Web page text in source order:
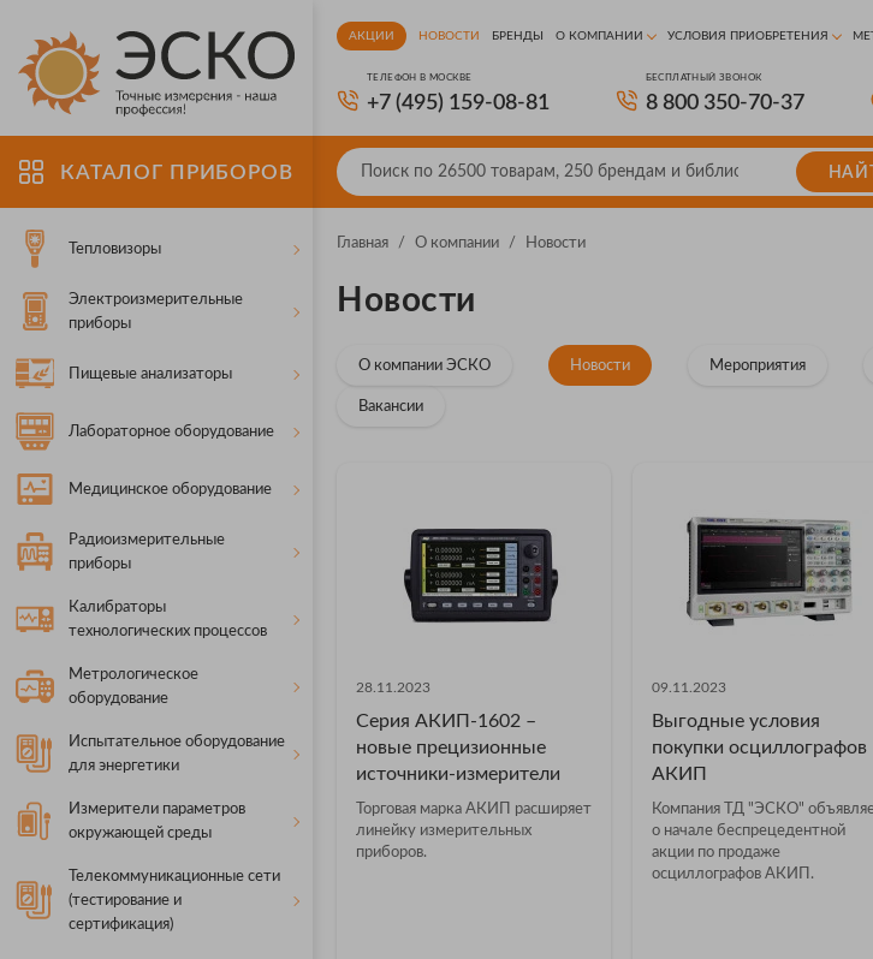
КАТАЛОГ ПРИБОРОВ
Тепловизоры
Электроизмерительные
приборы
Пищевые анализаторы
Лабораторное оборудование
Медицинское оборудование
Радиоизмерительные
приборы
Калибраторы
технологических процессов
Метрологическое
оборудование
Испытательное оборудование
для энергетики
Измерители параметров
окружающей среды
Телекоммуникационные сети
(тестирование и
сертификация)
АКЦИИ НОВОСТИ БРЕНДЫ О КОМПАНИИ УСЛОВИЯ ПРИОБРЕТЕНИЯ
ТЕЛЕФОН В МОСКВЕ
+7 (495) 159-08-81
БЕСПЛАТНЫЙ ЗВОНОК
8 800 350-70-37
Главная / О компании / Новости
Новости
О компании ЭСКО Новости Мероприятия
Вакансии
28.11.2023
Серия АКИП-1602 –
новые прецизионные
источники-измерители
Торговая марка АКИП расширяет
линейку измерительных
приборов.
09.11.2023
Выгодные условия
покупки осциллографов
АКИП
Компания ТД "ЭСКО"
о начале беспрецедентной
акции по продаже
осциллографов АКИП.